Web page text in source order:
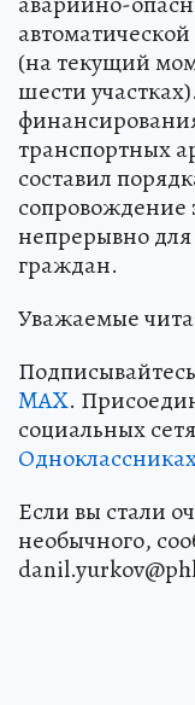
(на текущий
шести
транспортных
составил
сопровождение
непрерывно
граждан.
Уважаемые
MAX.
социальных
Если вы стали
необычного,